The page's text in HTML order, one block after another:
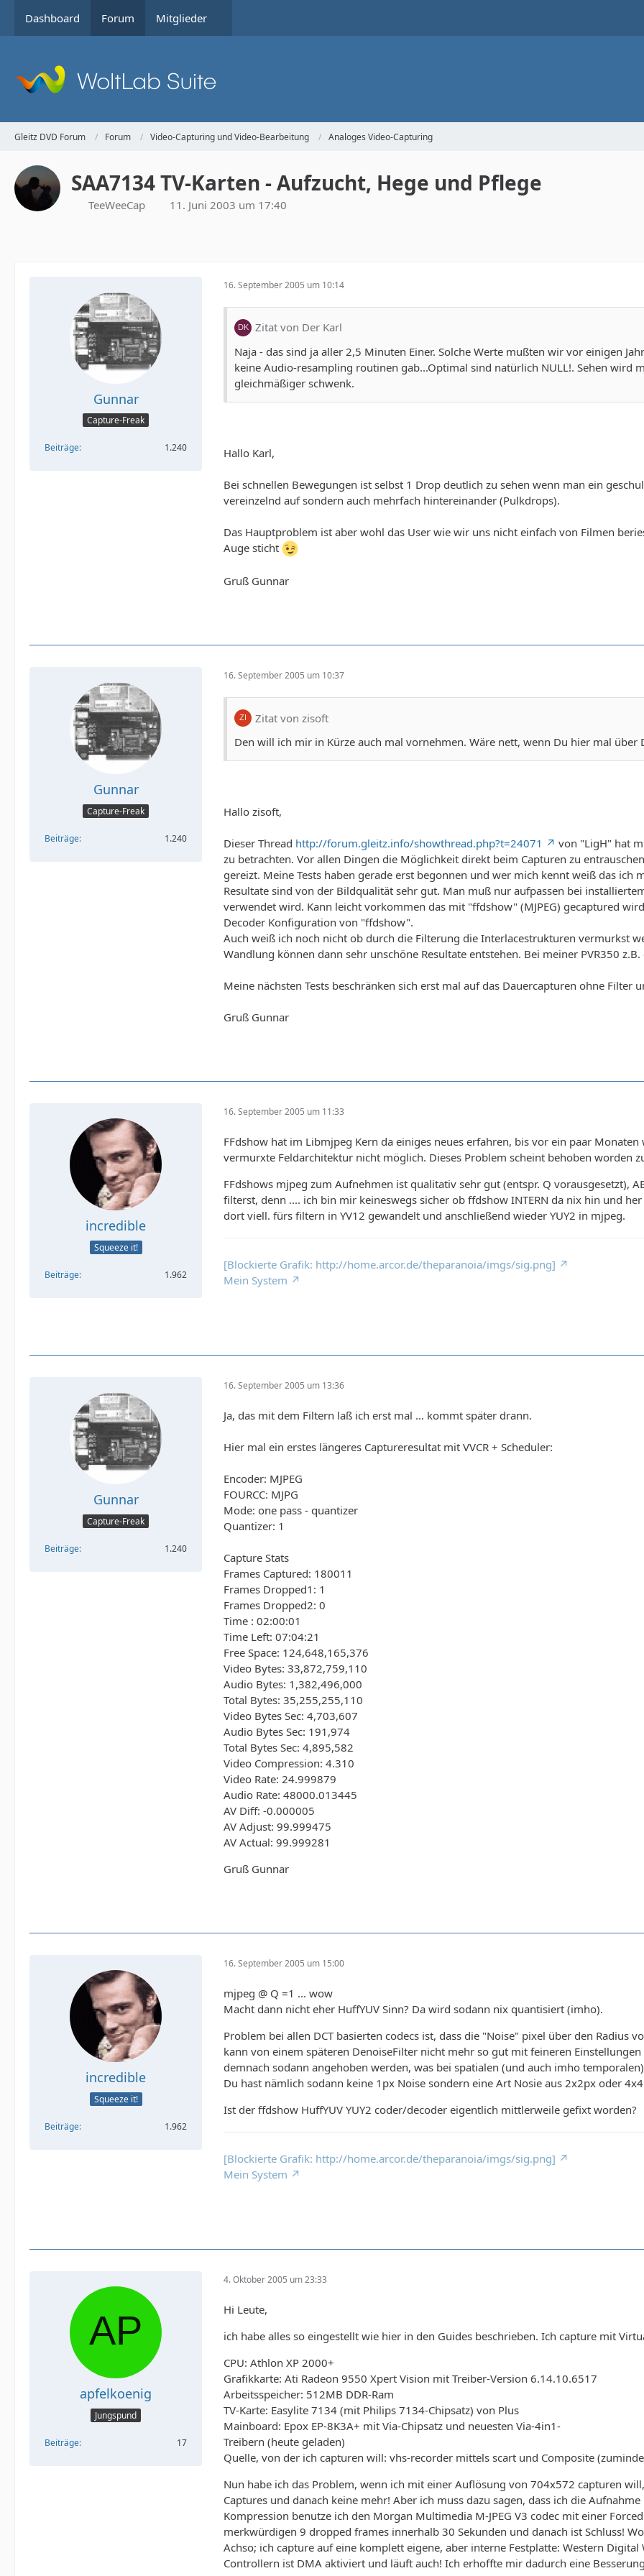
Dashboard Forum Mitglieder
Gleitz DVD Forum Forum Video-Capturing und Video-Bearbeitung Analoges Video-Capturing
SAA7134 TV-Karten - Aufzucht, Hege und Pflege
TeeWeeCap 11. Juni 2003 um 17:40
Gunnar
Capture-Freak
Beiträge 1.240
16. September 2005 um 10:14
Zitat von Der Karl
Naja - das sind ja aller 2,5 Minuten Einer. Solche Werte mußten wir vor einigen
keine Audio-resampling routinen gab...Optimal sind natürlich NULL!. Sehen wird
gleichmäßiger schwenk.
Hallo Karl,
Bei schnellen Bewegungen ist selbst 1 Drop deutlich zu sehen wenn man ein
vereinzelnd auf sondern auch mehrfach hintereinander (Pulkdrops).
Das Hauptproblem ist aber wohl das User wie wir uns nicht einfach von Filmen
Auge sticht
Gruß Gunnar
Gunnar
Capture-Freak
Beiträge 1.240
16. September 2005 um 10:37
Zitat von zisoft
Den will ich mir in Kürze auch mal vornehmen. Wäre nett, wenn Du hier mal
Hallo zisoft,
Dieser Thread http://forum.gleitz.info/showthread.php?t=24071
von "LigH" hat
zu betrachten. Vor allen Dingen die Möglichkeit direkt beim Capturen zu
gereizt. Meine Tests haben gerade erst begonnen und wer mich kennt weiß das ich
Resultate sind von der Bildqualität sehr gut. Man muß nur aufpassen bei
verwendet wird. Kann leicht vorkommen das mit "ffdshow" (MJPEG) gecaptured
Decoder Konfiguration von "ffdshow".
Auch weiß ich noch nicht ob durch die Filterung die Interlacestrukturen vermurkst
Wandlung können dann sehr unschöne Resultate entstehen. Bei meiner PVR350
Meine nächsten Tests beschränken sich erst mal auf das Dauercapturen ohne
Gruß Gunnar
incredible
Squeeze it!
Beiträge 1.962
16. September 2005 um 11:33
FFdshow hat im Libmjpeg Kern da einiges neues erfahren, bis vor ein paar
vermurxte Feldarchitektur nicht möglich. Dieses Problem scheint behoben worden
FFdshows mjpeg zum Aufnehmen ist qualitativ sehr gut (entspr. Q vorausgesetzt),
filterst, denn .... ich bin mir keineswegs sicher ob ffdshow INTERN da nix hin und
dort viell. fürs filtern in YV12 gewandelt und anschließend wieder YUY2 in mjpeg.
[Blockierte Grafik: http://home.arcor.de/theparanoia/imgs/sig.png]
Mein System
Gunnar
Capture-Freak
Beiträge 1.240
16. September 2005 um 13:36
Ja, das mit dem Filtern laß ich erst mal ... kommt später drann.
Hier mal ein erstes längeres Captureresultat mit VVCR + Scheduler:
Encoder: MJPEG
FOURCC: MJPG
Mode: one pass - quantizer
Quantizer: 1
Capture Stats
Frames Captured: 180011
Frames Dropped1: 1
Frames Dropped2: 0
Time : 02:00:01
Time Left: 07:04:21
Free Space: 124,648,165,376
Video Bytes: 33,872,759,110
Audio Bytes: 1,382,496,000
Total Bytes: 35,255,255,110
Video Bytes Sec: 4,703,607
Audio Bytes Sec: 191,974
Total Bytes Sec: 4,895,582
Video Compression: 4.310
Video Rate: 24.999879
Audio Rate: 48000.013445
AV Diff: -0.000005
AV Adjust: 99.999475
AV Actual: 99.999281
Gruß Gunnar
incredible
Squeeze it!
Beiträge 1.962
16. September 2005 um 15:00
mjpeg @ Q =1 ... wow
Macht dann nicht eher HuffYUV Sinn? Da wird sodann nix quantisiert (imho).
Problem bei allen DCT basierten codecs ist, dass die "Noise" pixel über den Radius
kann von einem späteren DenoiseFilter nicht mehr so gut mit feineren
demnach sodann angehoben werden, was bei spatialen (und auch imho
Du hast nämlich sodann keine 1px Noise sondern eine Art Nosie aus 2x2px oder
Ist der ffdshow HuffYUV YUY2 coder/decoder eigentlich mittlerweile gefixt worden?
[Blockierte Grafik: http://home.arcor.de/theparanoia/imgs/sig.png]
Mein System
apfelkoenig
Jungspund
Beiträge 17
4. Oktober 2005 um 23:33
Hi Leute,
ich habe alles so eingestellt wie hier in den Guides beschrieben. Ich capture mit
CPU: Athlon XP 2000+
Grafikkarte: Ati Radeon 9550 Xpert Vision mit Treiber-Version 6.14.10.6517
Arbeitsspeicher: 512MB DDR-Ram
TV-Karte: Easylite 7134 (mit Philips 7134-Chipsatz) von Plus
Mainboard: Epox EP-8K3A+ mit Via-Chipsatz und neuesten Via-4in1-
Treibern (heute geladen)
Quelle, von der ich capturen will: vhs-recorder mittels scart und Composite
Nun habe ich das Problem, wenn ich mit einer Auflösung von 704x572 capturen
Captures und danach keine mehr! Aber ich muss dazu sagen, dass ich die
Kompression benutze ich den Morgan Multimedia M-JPEG V3 codec mit einer
merkwürdigen 9 dropped frames innerhalb 30 Sekunden und danach ist Schluss!
Achso; ich capture auf eine komplett eigene, aber interne Festplatte: Western
Controllern ist DMA aktiviert und läuft auch! Ich erhoffte mir dadurch eine